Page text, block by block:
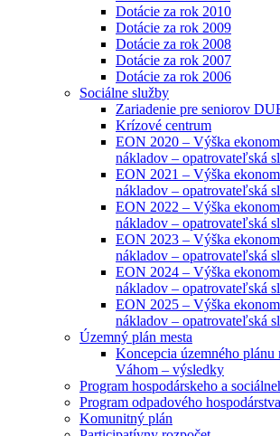
Dotácie za rok 2010
Dotácie za rok 2009
Dotácie za rok 2008
Dotácie za rok 2007
Dotácie za rok 2006
Sociálne služby
Zariadenie pre seniorov
Krízové centrum
EON 2020 – Výška
nákladov – opatrovateľská
EON 2021 – Výška
nákladov – opatrovateľská
EON 2022 – Výška
nákladov – opatrovateľská
EON 2023 – Výška
nákladov – opatrovateľská
EON 2024 – Výška
nákladov – opatrovateľská
EON 2025 – Výška
nákladov – opatrovateľská
Územný plán mesta
Koncepcia územného plánu
Váhom – výsledky
Program hospodárskeho a
Program odpadového hospodárstva
Komunitný plán